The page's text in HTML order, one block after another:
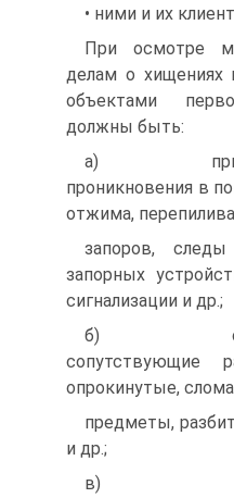
• ними и их
При осмотре
делам о хищениях
объектами
должны быть:
а) признаки
проникновения в
отжима,
запоров,
запорных
сигнализации и др.;
б) следы
сопутствующие
опрокинутые,
предметы,
и др.;
в) орудия